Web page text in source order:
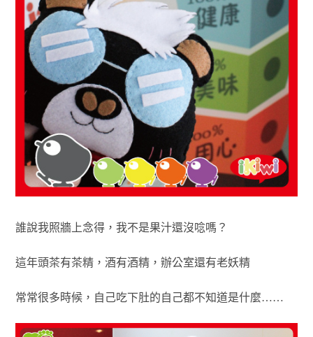
誰說我照牆上念得，我不是果汁還沒唸嗎？
這年頭茶有茶精，酒有酒精，辦公室還有老妖精
常常很多時候，自己吃下肚的自己都不知道是什麼……